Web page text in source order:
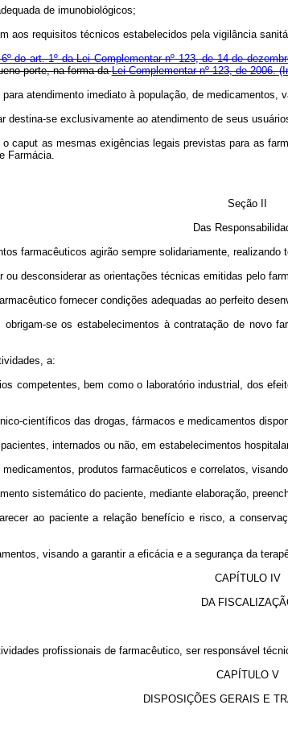
de imunobiológicos;
aos requisitos técnicos estabelecidos pela vigilância
do art. 1º da Lei Complementar nº 123, de 14 de
porte, na forma daLei Complementar nº 123, de 2006.
atendimento imediato à população, de
destina-se exclusivamente ao atendimento de seus
ocaput as mesmas exigências legais previstas para as
Farmácia.
Seção II
Das
farmacêuticos agirão sempre solidariamente,
desconsiderar as orientações técnicas emitidas pelo
fornecer condições adequadas ao perfeito
se os estabelecimentos à contratação de novo
a:
competentes, bem como o laboratório industrial, dos
científicos das drogas, fármacos e medicamentos
internados ou não, em estabelecimentos
produtos farmacêuticos e correlatos,
sistemático do paciente, mediante elaboração,
ao paciente a relação benefício e risco, a
visando a garantir a eficácia e a segurança da
CAPÍTULO IV
DA
profissionais de farmacêutico, ser responsável
CAPÍTULO V
DISPOSIÇÕES GERAIS E